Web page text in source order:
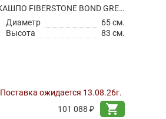
КАШПО FIBERSTONE BOND GREY L
Диаметр
65 см.
Высота
83 см.
Поставка ожидается 13.08.26г.
101 088 ₽
shopping_cart